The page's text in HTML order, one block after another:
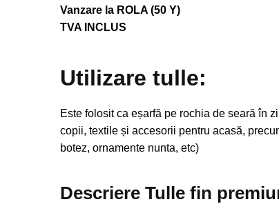
Vanzare la ROLA (50 Y)
TVA INCLUS
Utilizare tulle:
Este folosit ca eșarfă pe rochia de seară în
copii, textile și accesorii pentru acasă,
botez, ornamente nunta, etc)
Descriere Tulle fin